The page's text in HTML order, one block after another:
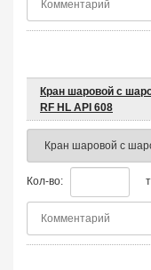
Кран шаровой с
RF HL API 608
Кол-во: т